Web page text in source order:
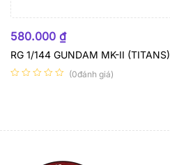
580.000 ₫
RG 1/144 GUNDAM MK-II (TITANS)
(0đánh giá)